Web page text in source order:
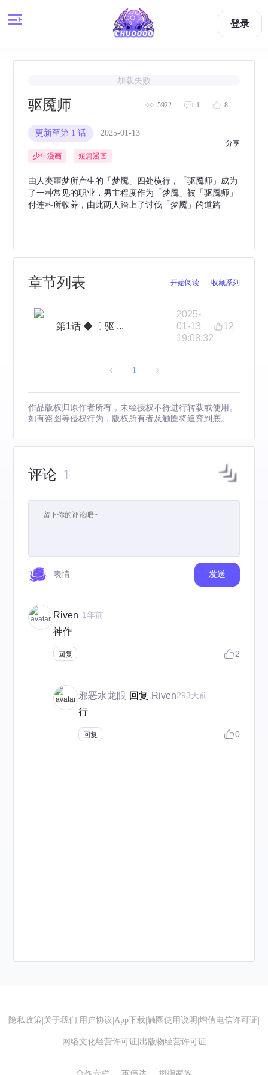
登录
加载失败
驱魇师 5922 1 8
更新至第 1 话 2025-01-13
少年漫画 短篇漫画
由人类噩梦所产生的「梦魇」四处横行，「驱魇师」成为
了一种常见的职业，男主程度作为「梦魇」被「驱魇师」
付连科所收养，由此两人踏上了讨伐「梦魇」的道路
举报
分享
章节列表 开始阅读 收藏系列
第1话 ◆〔 驱 ...
2025-
01-13
19:08:32
12
1
作品版权归原作者所有，未经授权不得进行转载或使用。
如有盗图等侵权行为，版权所有者及触圈将追究到底。
评论 1
表情 发送
Riven 1年前
神作
回复 2
邪恶水龙眼 回复 Riven293天前
行
回复 0
隐私政策 关于我们 用户协议 App下载 触圈使用说明 增值电信许可证
网络文化经营许可证 出版物经营许可证